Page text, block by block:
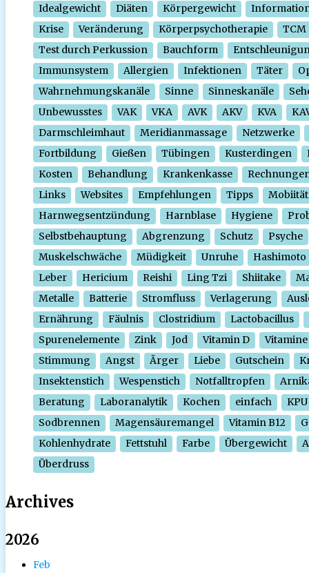
Idealgewicht
Diäten Körpergewicht
Krise
Veränderung Körperpsychotherapie
TCM
Test durch Perkussion
Bauchform
Immunsystem
Allergien Infektionen Täter
Wahrnehmungskanäle
Sinne Sinneskanäle
Unbewusstes
VAK VKA AVK AKV KVA
Darmschleimhaut
Meridianmassage
Netzwerke
Fortbildung
Gießen Tübingen Kusterdingen
Kosten
Behandlung Krankenkasse
Links
Websites Empfehlungen Tipps
Mobiität
Harnwegsentzündung
Harnblase Hygiene
Selbstbehauptung
Abgrenzung Schutz
Psyche
Muskelschwäche
Müdigkeit Unruhe
Hashimoto
Leber
Hericium Reishi Ling Tzi Shiitake
Metalle
Batterie Stromfluss Verlagerung
Ernährung
Fäulnis Clostridium
Lactobacillus
Spurenelemente
Zink Jod Vitamin D
Vitamine
Stimmung
Angst Ärger Liebe Gutschein
Insektenstich
Wespenstich Notfalltropfen
Beratung
Laboranalytik Kochen einfach
KPU
Sodbrennen
Magensäuremangel Vitamin B12
Kohlenhydrate
Fettstuhl Farbe Übergewicht
Überdruss
Archives
2026
Feb